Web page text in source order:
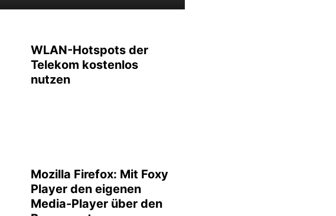
WLAN-Hotspots der
Telekom kostenlos
nutzen
Mozilla Firefox: Mit Foxy
Player den eigenen
Media-Player über den